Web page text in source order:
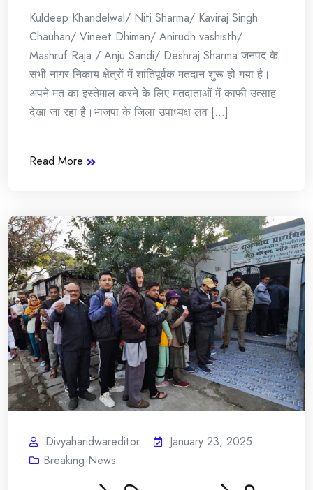
Kuldeep Khandelwal/ Niti Sharma/ Kaviraj Singh
Chauhan/ Vineet Dhiman/ Anirudh vashisth/
Mashruf Raja / Anju Sandi/ Deshraj Sharma जनपद के
सभी नागर निकाय क्षेत्रों में शांतिपूर्वक मतदान शुरू हो गया है।
अपने मत का इस्तेमाल करने के लिए मतदाताओं में काफी उत्साह
देखा जा रहा है।भाजपा के जिला उपाध्यक्ष लव [...]
Read More
Divyaharidwareditor
January 23, 2025
Breaking News